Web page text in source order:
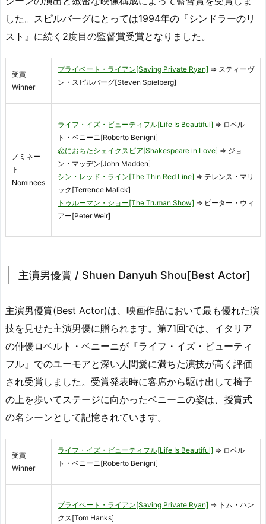
した。スピルバーグにとっては1994年の『シンドラーのリ
スト』に続く2度目の監督賞受賞となりました。
受賞
Winner
プライベート・ライアン[Saving Private Ryan] ⇒ スティーヴ
ン・スピルバーグ[Steven Spielberg]
ノミネー
ト
Nominees
ライフ・イズ・ビューティフル[Life Is Beautiful] ⇒ ロベル
ト・ベニーニ[Roberto Benigni]
恋におちたシェイクスピア[Shakespeare in Love] ⇒ ジョ
ン・マッデン[John Madden]
シン・レッド・ライン[The Thin Red Line] ⇒ テレンス・マリ
ック[Terrence Malick]
トゥルーマン・ショー[The Truman Show] ⇒ ピーター・ウィ
アー[Peter Weir]
主演男優賞 / Shuen Danyuh Shou[Best Actor]
主演男優賞(Best Actor)は、映画作品において最も優れた演
技を見せた主演男優に贈られます。第71回では、イタリア
の俳優ロベルト・ベニーニが『ライフ・イズ・ビューティ
フル』でのユーモアと深い人間愛に満ちた演技が高く評価
され受賞しました。受賞発表時に客席から駆け出して椅子
の上を歩いてステージに向かったベニーニの姿は、授賞式
の名シーンとして記憶されています。
受賞
Winner
ライフ・イズ・ビューティフル[Life Is Beautiful] ⇒ ロベル
ト・ベニーニ[Roberto Benigni]
プライベート・ライアン[Saving Private Ryan] ⇒ トム・ハン
クス[Tom Hanks]